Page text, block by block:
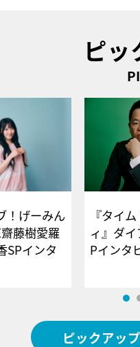
ピッ
！げーみん
藤樹愛羅
SPインタ
『タイ
ィ』ダ
Pイ
ピックアッ